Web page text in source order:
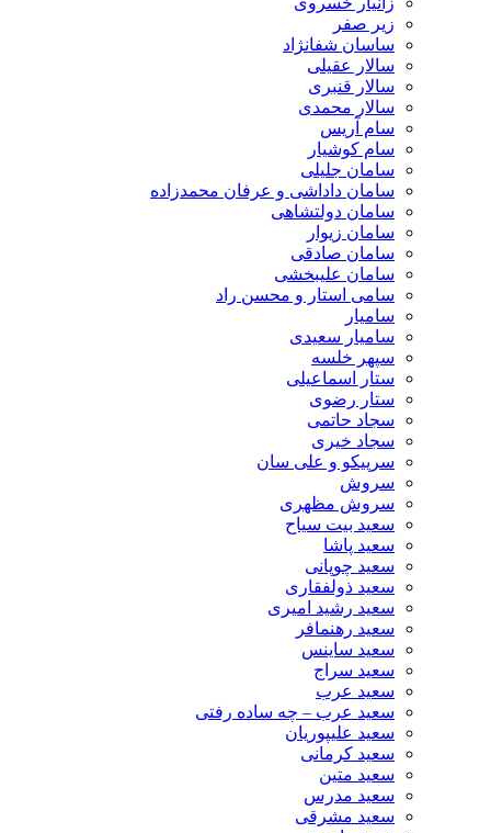
زیر صفر
ساسان شفانژاد
سالار عقیلی
سالار قنبری
سالار محمدی
سام آریس
سام کوشیار
سامان جلیلی
سامان داداشی و عرفان محمدزاده
سامان دولتشاهی
سامان زیوار
سامان صادقی
سامان علیبخشی
سامی استار و محسن راد
سامیار
سامیار سعیدی
سپهر خلسه
ستار اسماعیلی
ستار رضوی
سجاد حاتمی
سجاد خیری
سرپیکو و علی سان
سروش
سروش مظهری
سعید بیت سیاح
سعید پاشا
سعید چوپانی
سعید ذولفقاری
سعید رشید امیری
سعید رهنمافر
سعید ساینس
سعید سراج
سعید عرب
سعید عرب – چه ساده رفتی
سعید علیپوریان
سعید کرمانی
سعید متین
سعید مدرس
سعید مشرقی